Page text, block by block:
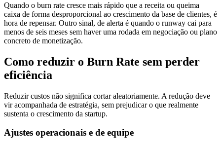
Quando o burn rate cresce mais rápido que a receita ou queima
caixa de forma desproporcional ao crescimento da base de clientes, é
hora de repensar. Outro sinal, de alerta é quando o runway cai para
menos de seis meses sem haver uma rodada em negociação ou plano
concreto de monetização.
Como reduzir o Burn Rate sem perder
eficiência
Reduzir custos não significa cortar aleatoriamente. A redução deve
vir acompanhada de estratégia, sem prejudicar o que realmente
sustenta o crescimento da startup.
Ajustes operacionais e de equipe